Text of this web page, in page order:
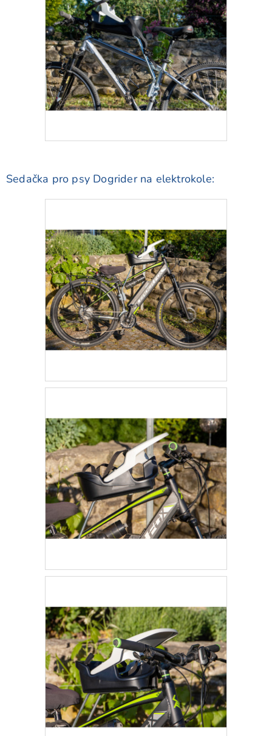
Sedačka pro psy Dogrider na elektrokole: